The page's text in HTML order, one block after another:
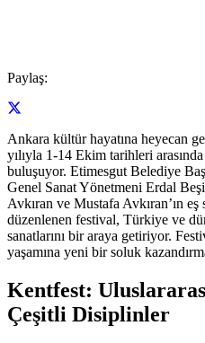
Paylaş:
Ankara kültür hayatına heyecan
yılıyla 1-14 Ekim tarihleri
buluşuyor. Etimesgut Belediye
Genel Sanat Yönetmeni Erdal
Avkıran ve Mustafa Avkıran’ın
düzenlenen festival, Türkiye ve
sanatlarını bir araya getiriyor.
yaşamına yeni bir soluk
Kentfest:
Çeşitli Disiplinler